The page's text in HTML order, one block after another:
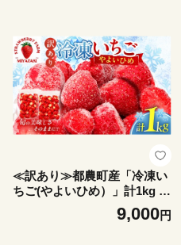
≪訳あり≫都農町産「冷凍い
ちご(やよいひめ）」計1kg フ
ルーツ 果物 デザート イチゴ
9,000円